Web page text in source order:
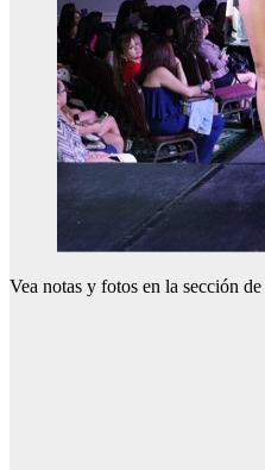
Vea notas y fotos en la sección de